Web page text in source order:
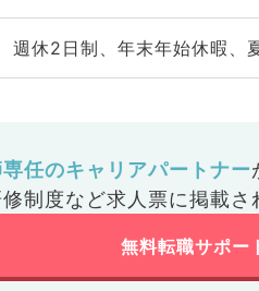
週休2日制、年末年始休暇、
専任のキャリアパートナー
制度など求人票に掲載さ
無料転職サポー